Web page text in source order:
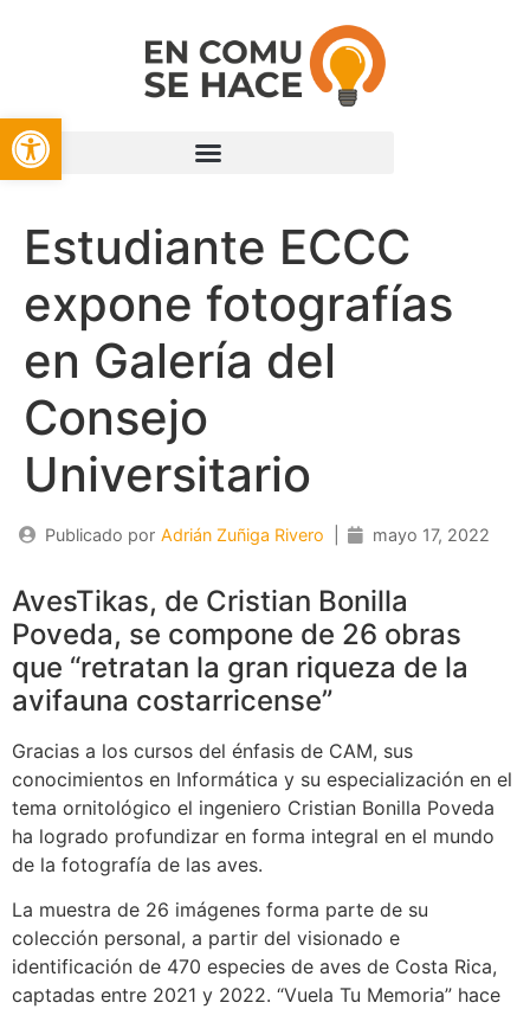
Open toolbar
Estudiante ECCC
expone fotografías
en Galería del
Consejo
Universitario
Publicado por Adrián Zuñiga Rivero mayo 17, 2022
AvesTikas, de Cristian Bonilla
Poveda, se compone de 26 obras
que “retratan la gran riqueza de la
avifauna costarricense”
Gracias a los cursos del énfasis de CAM, sus
conocimientos en Informática y su especialización en el
tema ornitológico el ingeniero Cristian Bonilla Poveda
ha logrado profundizar en forma integral en el mundo
de la fotografía de las aves.
La muestra de 26 imágenes forma parte de su
colección personal, a partir del visionado e
identificación de 470 especies de aves de Costa Rica,
captadas entre 2021 y 2022. “Vuela Tu Memoria” hace